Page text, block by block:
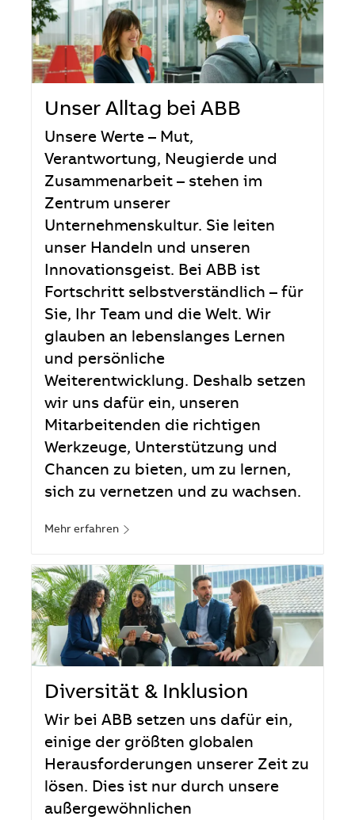
Unser Alltag bei ABB
Unsere Werte – Mut,
Verantwortung, Neugierde und
Zusammenarbeit – stehen im
Zentrum unserer
Unternehmenskultur. Sie leiten
unser Handeln und unseren
Innovationsgeist. Bei ABB ist
Fortschritt selbstverständlich – für
Sie, Ihr Team und die Welt. Wir
glauben an lebenslanges Lernen
und persönliche
Weiterentwicklung. Deshalb setzen
wir uns dafür ein, unseren
Mitarbeitenden die richtigen
Werkzeuge, Unterstützung und
Chancen zu bieten, um zu lernen,
sich zu vernetzen und zu wachsen.
Mehr erfahren
Diversität & Inklusion
Wir bei ABB setzen uns dafür ein,
einige der größten globalen
Herausforderungen unserer Zeit zu
lösen. Dies ist nur durch unsere
außergewöhnlichen